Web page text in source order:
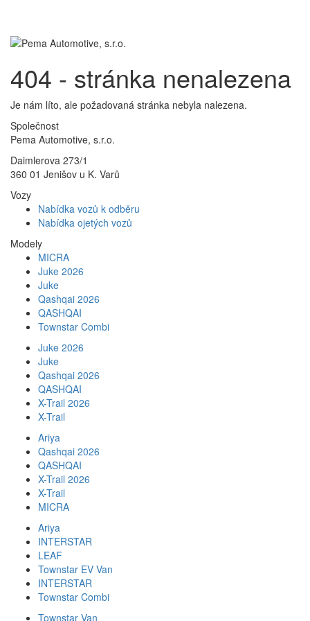
404 - stránka nenalezena
Je nám líto, ale požadovaná stránka nebyla nalezena.
Společnost
Pema Automotive, s.r.o.
Daimlerova 273/1
360 01 Jenišov u K. Varů
Vozy
Nabídka vozů k odběru
Nabídka ojetých vozů
Modely
MICRA
Juke 2026
Juke
Qashqai 2026
QASHQAI
Townstar Combi
Juke 2026
Juke
Qashqai 2026
QASHQAI
X-Trail 2026
X-Trail
Ariya
Qashqai 2026
QASHQAI
X-Trail 2026
X-Trail
MICRA
Ariya
INTERSTAR
LEAF
Townstar EV Van
INTERSTAR
Townstar Combi
Townstar Van